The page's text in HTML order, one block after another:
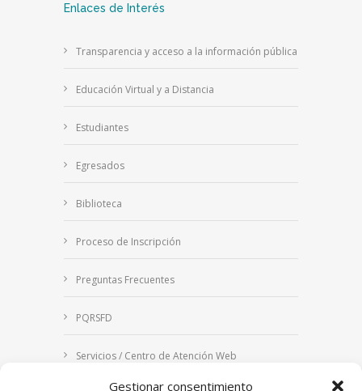
Gestionar consentimiento
Enlaces de Interés
Transparencia y acceso a la información pública
Educación Virtual y a Distancia
Estudiantes
Egresados
Biblioteca
Proceso de Inscripción
Preguntas Frecuentes
PQRSFD
Servicios / Centro de Atención Web